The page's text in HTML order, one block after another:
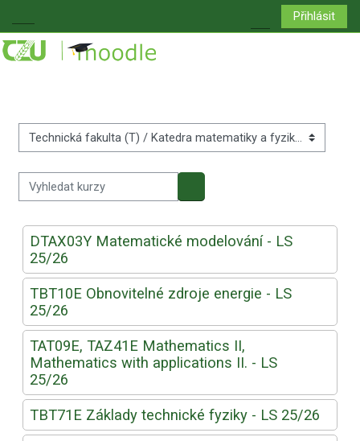
Boční panel
Přepnout
Přihlásit
Kategorie kurzů
Vyhledat kurzy
Vyhledat kurzy
DTAX03Y Matematické modelování - LS
25/26
TBT10E Obnovitelné zdroje energie - LS
25/26
TAT09E, TAZ41E Mathematics II,
Mathematics with applications II. - LS
25/26
TBT71E Základy technické fyziky - LS 25/26